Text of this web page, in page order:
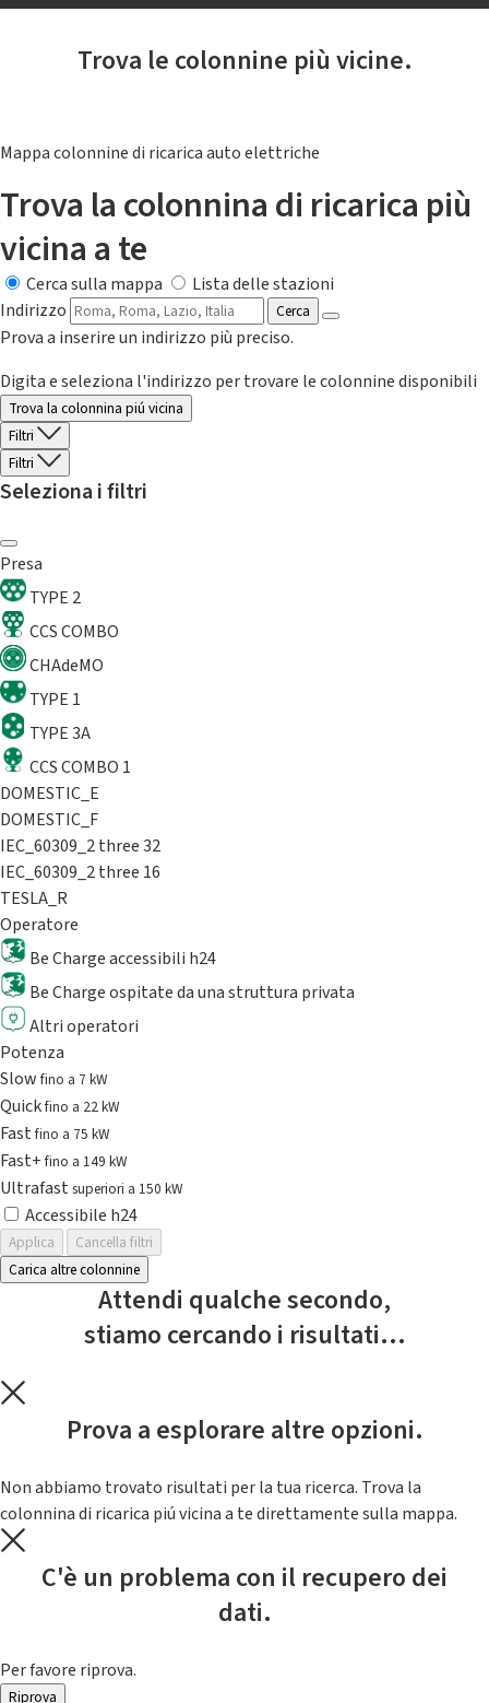
Trova le colonnine più vicine.
Mappa colonnine di ricarica auto elettriche
Trova la colonnina di ricarica più
vicina a te
Cerca sulla mappa
Lista delle stazioni
Indirizzo
Cerca
Prova a inserire un indirizzo più preciso.
Digita e seleziona l'indirizzo per trovare le colonnine disponibili
Trova la colonnina piú vicina
Filtri
Filtri
Seleziona i filtri
Presa
TYPE 2
CCS COMBO
CHAdeMO
TYPE 1
TYPE 3A
CCS COMBO 1
DOMESTIC_E
DOMESTIC_F
IEC_60309_2 three 32
IEC_60309_2 three 16
TESLA_R
Operatore
Be Charge accessibili h24
Be Charge ospitate da una struttura privata
Altri operatori
Potenza
Slowfino a 7 kW
Quickfino a 22 kW
Fastfino a 75 kW
Fast+fino a 149 kW
Ultrafast superiori a 150 kW
Accessibile h24
Applica
Cancella filtri
Carica altre colonnine
Attendi qualche secondo,
stiamo cercando i risultati...
Prova a esplorare altre opzioni.
Non abbiamo trovato risultati per la tua ricerca. Trova la
colonnina di ricarica piú vicina a te direttamente sulla mappa.
C'è un problema con il recupero dei
dati.
Per favore riprova.
Riprova